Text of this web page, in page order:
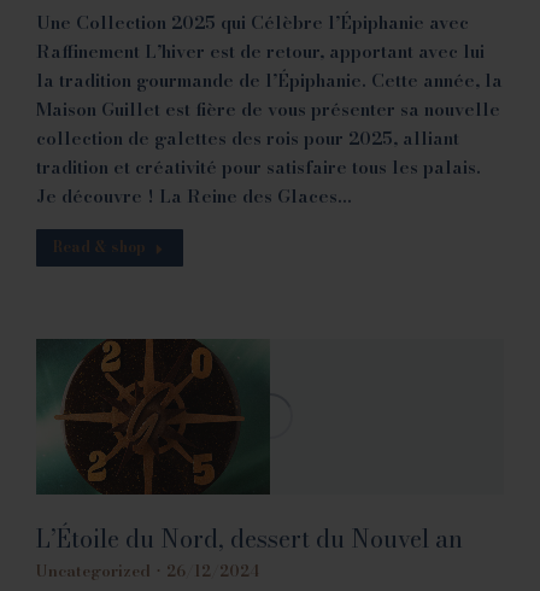
Une Collection 2025 qui Célèbre l’Épiphanie avec
Raffinement L’hiver est de retour, apportant avec lui
la tradition gourmande de l’Épiphanie. Cette année, la
Maison Guillet est fière de vous présenter sa nouvelle
collection de galettes des rois pour 2025, alliant
tradition et créativité pour satisfaire tous les palais.
Je découvre ! La Reine des Glaces…
Read & shop
L’Étoile du Nord, dessert du Nouvel an
Uncategorized 26/12/2024